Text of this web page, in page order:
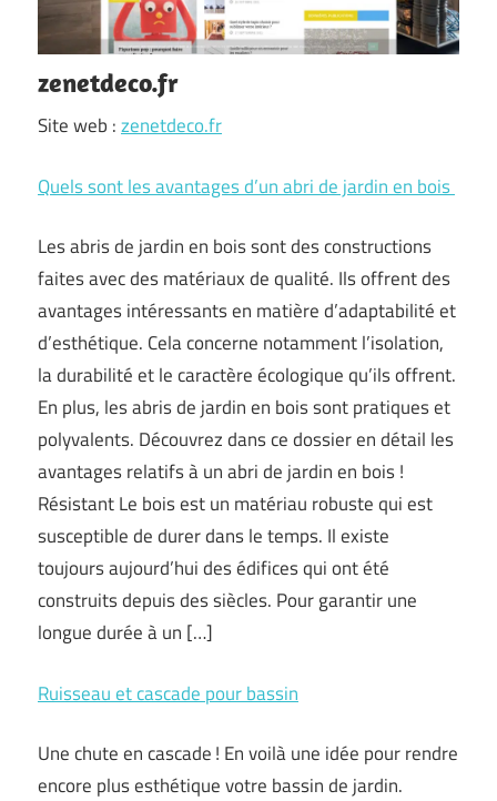
zenetdeco.fr
Site web :zenetdeco.fr
Quels sont les avantages d’un abri de jardin en bois
Les abris de jardin en bois sont des constructions
faites avec des matériaux de qualité. Ils offrent des
avantages intéressants en matière d’adaptabilité et
d’esthétique. Cela concerne notamment l’isolation,
la durabilité et le caractère écologique qu’ils offrent.
En plus, les abris de jardin en bois sont pratiques et
polyvalents. Découvrez dans ce dossier en détail les
avantages relatifs à un abri de jardin en bois !
Résistant Le bois est un matériau robuste qui est
susceptible de durer dans le temps. Il existe
toujours aujourd’hui des édifices qui ont été
construits depuis des siècles. Pour garantir une
longue durée à un […]
Ruisseau et cascade pour bassin
Une chute en cascade ! En voilà une idée pour rendre
encore plus esthétique votre bassin de jardin.